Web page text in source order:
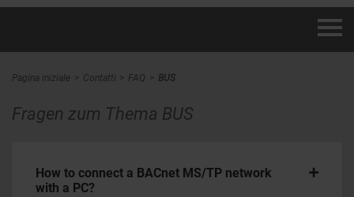
Pagina iniziale Contatti FAQ BUS
Fragen zum Thema BUS
How to connect a BACnet MS/TP network
with a PC?